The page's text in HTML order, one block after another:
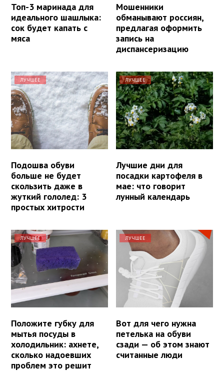
Топ-3 маринада для
идеального шашлыка:
сок будет капать с
мяса
Мошенники
обманывают россиян,
предлагая оформить
запись на
диспансеризацию
ЛУЧШЕЕ
Подошва обуви
больше не будет
скользить даже в
жуткий гололед: 3
простых хитрости
ЛУЧШЕЕ
Лучшие дни для
посадки картофеля в
мае: что говорит
лунный календарь
ЛУЧШЕЕ
Положите губку для
мытья посуды в
холодильник: ахнете,
сколько надоевших
проблем это решит
ЛУЧШЕЕ
Вот для чего нужна
петелька на обуви
сзади — об этом знают
считанные люди